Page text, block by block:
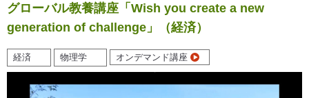
グローバル教養講座「Wish you create a new
generation of challenge」（経済）
経済 物理学 オンデマンド講座